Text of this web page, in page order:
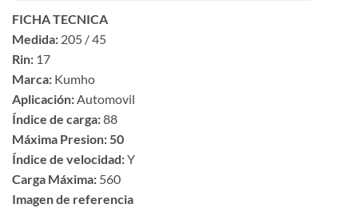
FICHA TECNICA
Medida: 205 / 45
Rin: 17
Marca: Kumho
Aplicación:Automovil
Índice de carga:88
Máxima Presion: 50
Índice de velocidad:Y
Carga Máxima: 560
Imagen de referencia